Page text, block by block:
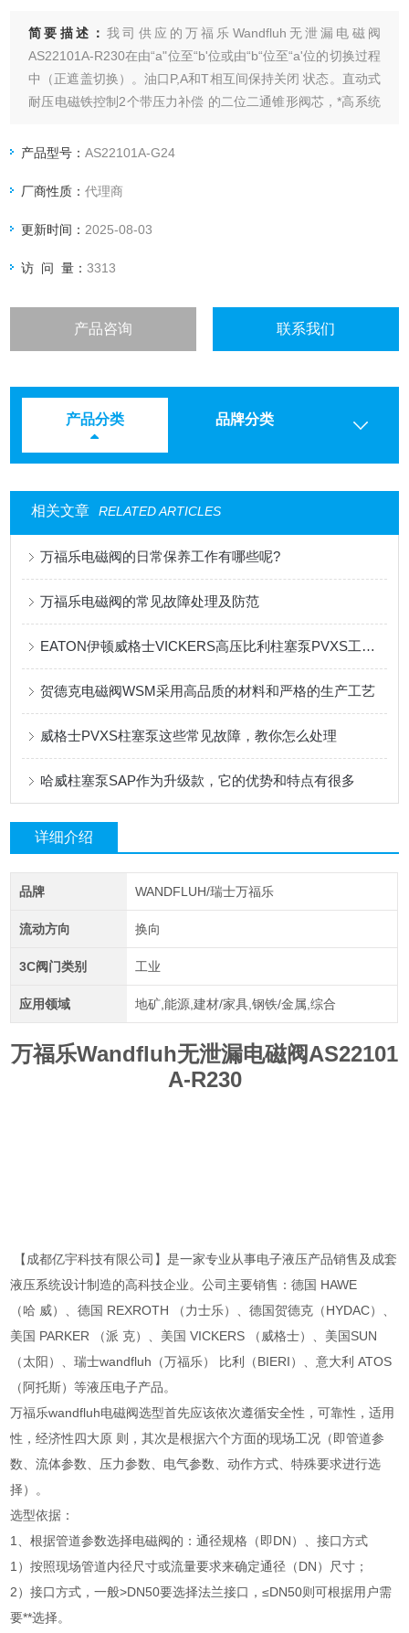
简要描述：我司供应的万福乐Wandfluh无泄漏电磁阀
AS22101A-R230在由“a"位至“b'位或由“b“位至“a'位的切换过程
中（正遮盖切换）。油口P,A和T相互间保持关闭 状态。直动式
耐压电磁铁控制2个带压力补偿 的二位二通锥形阀芯，*高系统
产品型号：AS22101A-G24
厂商性质：代理商
更新时间： 2025-08-03
访 问 量：3313
产品咨询 联系我们
产品分类 品牌分类
相关文章 RELATED ARTICLES
万福乐电磁阀的日常保养工作有哪些呢?
万福乐电磁阀的常见故障处理及防范
EATON伊顿威格士VICKERS高压比利柱塞泵PVXS工作原理
贺德克电磁阀WSM采用高品质的材料和严格的生产工艺
威格士PVXS柱塞泵这些常见故障，教你怎么处理
哈威柱塞泵SAP作为升级款，它的优势和特点有很多
详细介绍
品牌 WANDFLUH/瑞士万福乐
流动方向 换向
3C阀门类别 工业
应用领域 地矿,能源,建材/家具,钢铁/金属,综合
万福乐Wandfluh无泄漏电磁阀AS22101
A-R230
【成都亿宇科技有限公司】是一家专业从事电子液压产品销售及成套
液压系统设计制造的高科技企业。公司主要销售：德国 HAWE
（哈 威）、德国 REXROTH （力士乐）、德国贺德克（HYDAC）、
美国 PARKER （派 克）、美国 VICKERS （威格士）、美国SUN
（太阳）、瑞士wandfluh（万福乐） 比利（BIERI）、意大利 ATOS
（阿托斯）等液压电子产品。
万福乐wandfluh电磁阀选型首先应该依次遵循安全性，可靠性，适用
性，经济性四大原 则，其次是根据六个方面的现场工况（即管道参
数、流体参数、压力参数、电气参数、动作方式、特殊要求进行选
择）。
选型依据：
1、根据管道参数选择电磁阀的：通径规格（即DN）、接口方式
1）按照现场管道内径尺寸或流量要求来确定通径（DN）尺寸；
2）接口方式，一般>DN50要选择法兰接口，≤DN50则可根据用户需
要**选择。